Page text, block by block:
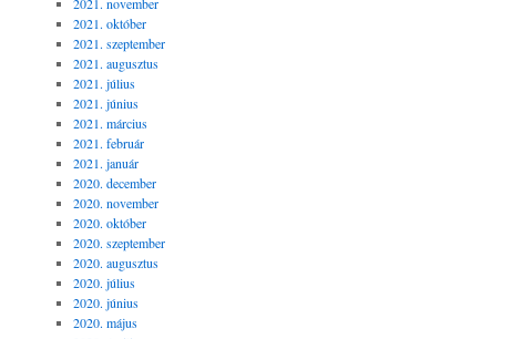
2021. november
2021. október
2021. szeptember
2021. augusztus
2021. július
2021. június
2021. március
2021. február
2021. január
2020. december
2020. november
2020. október
2020. szeptember
2020. augusztus
2020. július
2020. június
2020. május